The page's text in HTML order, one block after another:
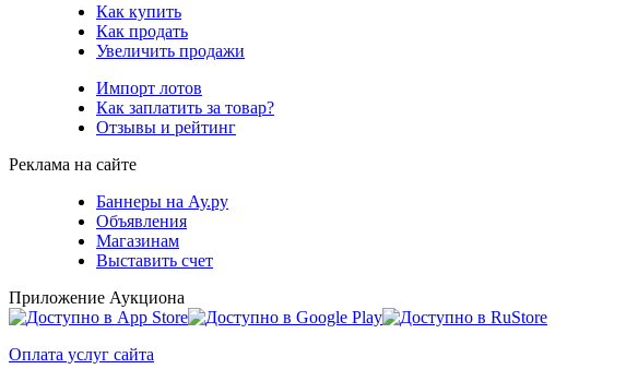
Как купить
Как продать
Увеличить продажи
Импорт лотов
Как заплатить за товар?
Отзывы и рейтинг
Реклама на сайте
Баннеры на Ау.ру
Объявления
Магазинам
Выставить счет
Приложение Аукциона
Оплата услуг сайта